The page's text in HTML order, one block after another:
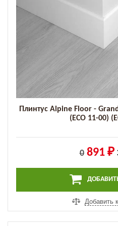
Плинтус Alpine Floor -
(ECO 11-00)
0 891 ₽
Добавить